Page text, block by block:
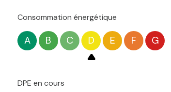
Consommation énergétique
A B C D E F G
DPE en cours